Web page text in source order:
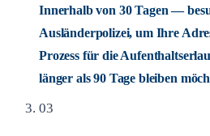
Innerhalb von 30 Tagen —
Ausländerpolizei, um Ihre
Prozess für die
länger als 90 Tage bleiben
03